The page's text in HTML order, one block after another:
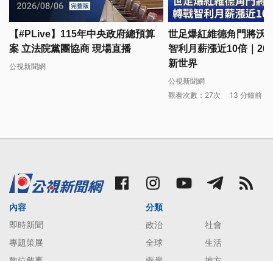
【#PLive】115年中央政府總預算
案 立法院黨團協商 現場直播
公視新聞網
世足爆紅維德角門將沃
智利月薪漲近10倍｜
新世界
公視新聞網
觀看次數：27次
13 分鐘前
內容
即時新聞
專題策展
分類
政治
社會
全球
生活